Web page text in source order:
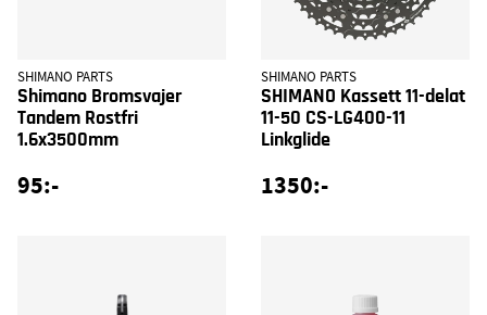
SHIMANO PARTS
Shimano Bromsvajer
Tandem Rostfri
1.6x3500mm
95:-
SHIMANO PARTS
SHIMANO Kassett 11-delat
11-50 CS-LG400-11
Linkglide
1350:-